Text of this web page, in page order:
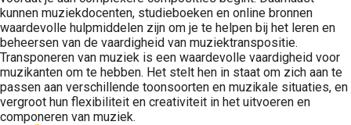
kunnen muziekdocenten, studieboeken en online bronnen
waardevolle hulpmiddelen zijn om je te helpen bij het leren en
beheersen van de vaardigheid van muziektranspositie.
Transponeren van muziek is een waardevolle vaardigheid voor
muzikanten om te hebben. Het stelt hen in staat om zich aan te
passen aan verschillende toonsoorten en muzikale situaties, en
vergroot hun flexibiliteit en creativiteit in het uitvoeren en
componeren van muziek.